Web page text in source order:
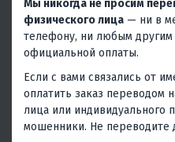
5 1
СКУТЕР RACER RC50QT-3
METEOR
68 750 ₽
3 090 ₽ 2 960 ₽
Мы никогда не просим
физического лица — ни в
телефону, ни любым другим
официальной оплаты.
Если с вами связались от
оплатить заказ переводом
лица или индивидуального
мошенники. Не переводите